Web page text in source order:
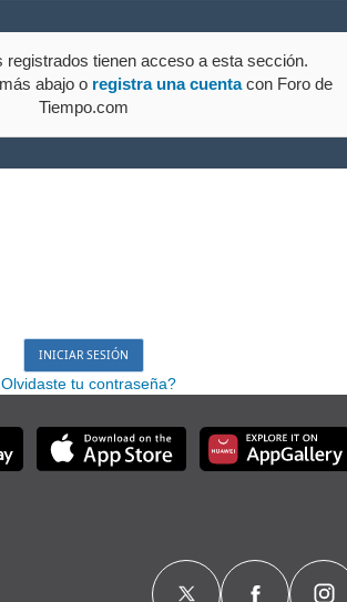
registrados tienen acceso a esta sección.
abajo o registra una cuentacon Foro de
Tiempo.com
tu contraseña?